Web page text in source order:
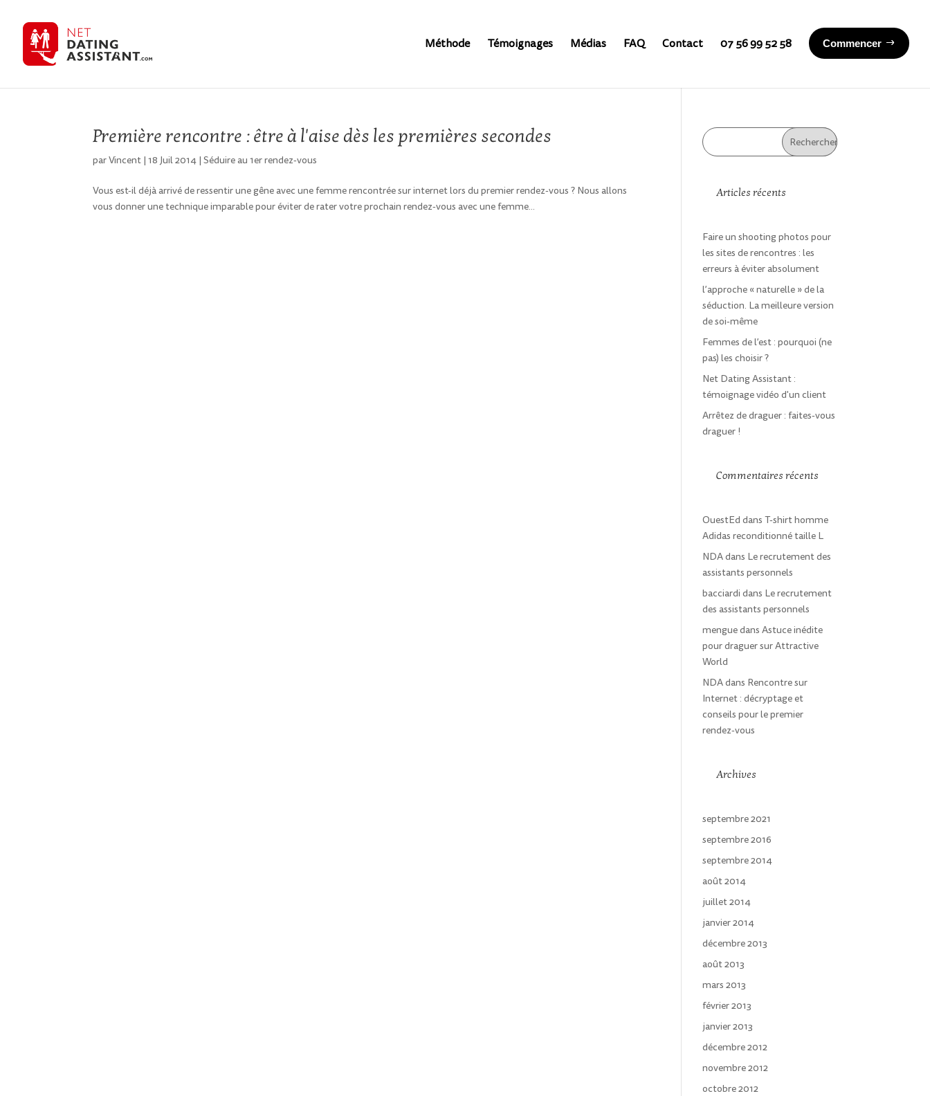
Méthode Témoignages Médias FAQ Contact 07 56 99 52 58 Commencer
Première rencontre : être à l'aise dès les premières secondes
parVincent |18 Juil 2014 |Séduire au 1er rendez-vous
Vous est-il déjà arrivé de ressentir une gêne avec une femme rencontrée sur internet lors du premier rendez-vous ? Nous allons
vous donner une technique imparable pour éviter de rater votre prochain rendez-vous avec une femme...
Articles récents
Faire un shooting photos pour
les sites de rencontres : les
erreurs à éviter absolument
l’approche « naturelle » de la
séduction. La meilleure version
de soi-même
Femmes de l’est : pourquoi (ne
pas) les choisir ?
Net Dating Assistant :
témoignage vidéo d'un client
Arrêtez de draguer : faites-vous
draguer !
Commentaires récents
OuestEd dansT-shirt homme
Adidas reconditionné taille L
NDAdans Le recrutement des
assistants personnels
bacciardi dans Le recrutement
des assistants personnels
menguedansAstuce inédite
pour draguer sur Attractive
World
NDAdans Rencontre sur
Internet : décryptage et
conseils pour le premier
rendez-vous
Archives
septembre 2021
septembre 2016
septembre 2014
août 2014
juillet 2014
janvier 2014
décembre 2013
août 2013
mars 2013
février 2013
janvier 2013
décembre 2012
novembre 2012
octobre 2012